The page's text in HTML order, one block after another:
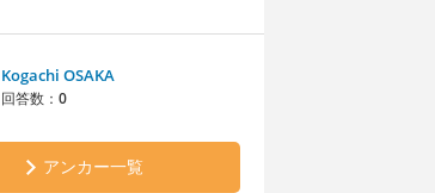
Kogachi OSAKA
回答数： 0
アンカー一覧